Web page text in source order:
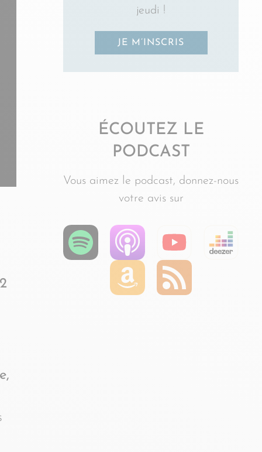
jeudi !
JE M’INSCRIS
ÉCOUTEZ LE
PODCAST
Vous aimez le podcast, donnez-nous
votre avis sur